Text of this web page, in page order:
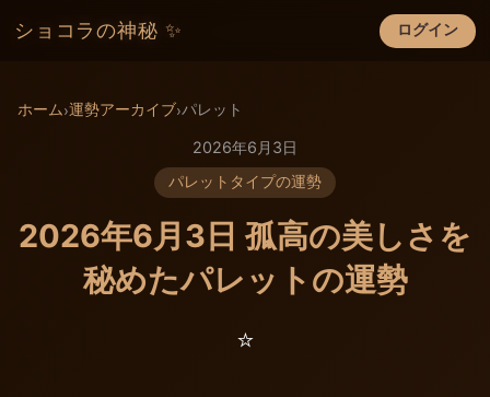
ショコラの神秘 ✨ ログイン
×
ホーム›運勢アーカイブ›パレット
2026年6月3日
パレットタイプの運勢
2026年6月3日 孤高の美しさを
秘めたパレットの運勢
⭐️